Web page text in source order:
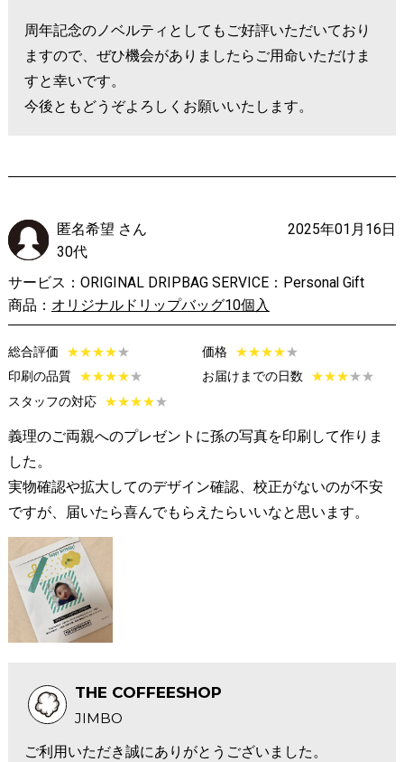
周年記念のノベルティとしてもご好評いただいており
ますので、ぜひ機会がありましたらご用命いただけま
すと幸いです。
今後ともどうぞよろしくお願いいたします。
匿名希望 さん
30代
サービス：ORIGINAL DRIPBAG SERVICE：Personal Gift
商品： オリジナルドリップバッグ10個入
2025年01月16日
総合評価 ★★★★★ 価格 ★★★★★
印刷の品質
★★★★★ お届けまでの日数 ★★★★★
スタッフの対応
★★★★★
義理のご両親へのプレゼントに孫の写真を印刷して作りま
した。
実物確認や拡大してのデザイン確認、校正がないのが不安
ですが、届いたら喜んでもらえたらいいなと思います。
THE COFFEESHOP
JIMBO
ご利用いただき誠にありがとうございました。